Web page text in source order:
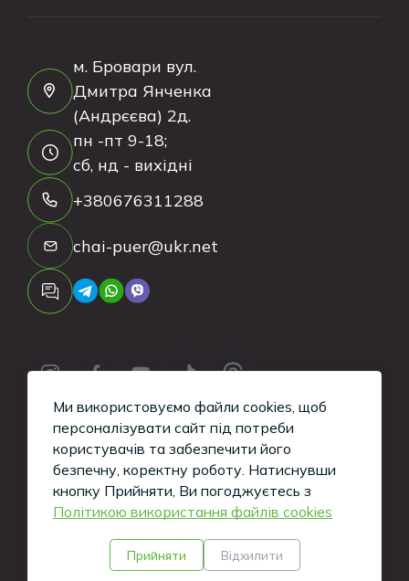
м. Бровари вул.
Дмитра Янченка
(Андрєєва) 2д.
пн -пт 9-18;
сб, нд - вихідні
+380676311288
chai-puer@ukr.net
Copyright ©2026Tea-Puer. All Rights
Reserved.
Кажуть, такі сайти вміють робити хлопці з
iWeb
Ми використовуємо файли cookies, щоб
персоналізувати сайт під потреби
користувачів та забезпечити його
безпечну, коректну роботу. Натиснувши
кнопку Прийняти, Ви погоджуєтесь з
Політикою використання файлів cookies
Прийняти Відхилити